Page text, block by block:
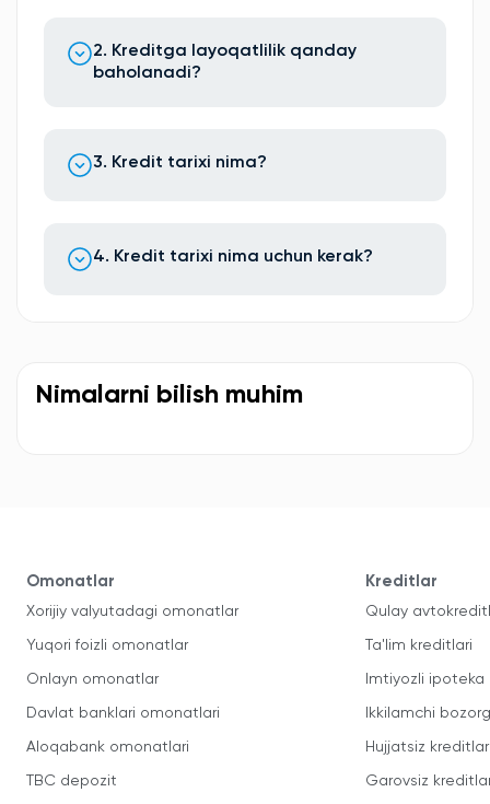
2. Kreditga layoqatlilik qanday
baholanadi?
3. Kredit tarixi nima?
4. Kredit tarixi nima uchun kerak?
Nimalarni bilish muhim
Omonatlar
Xorijiy valyutadagi omonatlar
Yuqori foizli omonatlar
Onlayn omonatlar
Davlat banklari omonatlari
Aloqabank omonatlari
TBC depozit
Kreditlar
Qulay
Ta'lim kreditlari
Imtiyozli ipoteka
Ikkilamchi
Hujjatsiz kreditlar
Garovsiz